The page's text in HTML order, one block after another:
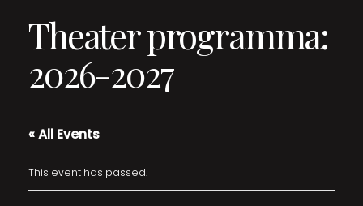
Theater programma:
2026-2027
« All Events
This event has passed.